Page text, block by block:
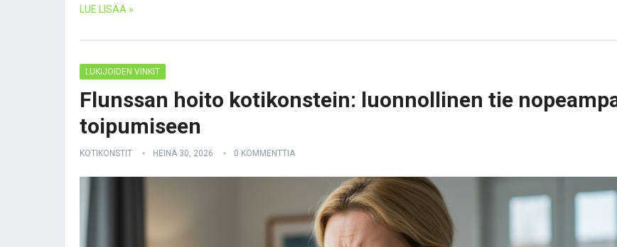
LUE LISÄÄ »
LUKIJOIDEN VINKIT
Flunssan hoito kotikonstein: luonnollinen tie
toipumiseen
KOTIKONSTIT HEINÄ 30, 2026 0 KOMMENTTIA